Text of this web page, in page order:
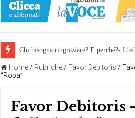
Chi bisogna ringraziare? E perché?-
Home / Rubriche / Favor Debitoris /
“Roba”
Favor Debitoris